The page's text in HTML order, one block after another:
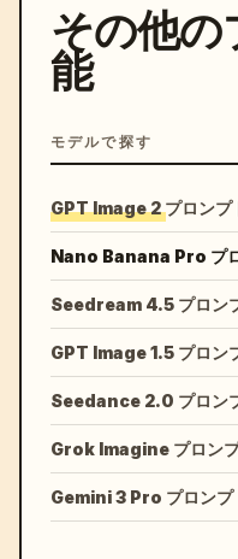
その他
能
モデルで探す
GPT Image 2 プロンプ
Nano Banana Pro プ
Seedream 4.5 プロン
GPT Image 1.5 プロン
Seedance 2.0 プロン
Grok Imagine プロン
Gemini 3 Pro プロンプ